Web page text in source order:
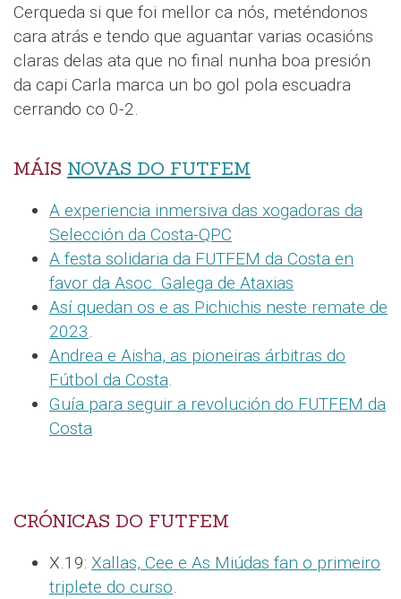
Cerqueda si que foi mellor ca nós, meténdonos
cara atrás e tendo que aguantar varias ocasións
claras delas ata que no final nunha boa presión
da capi Carla marca un bo gol pola escuadra
cerrando co 0-2.
MÁIS NOVAS DO FUTFEM
A experiencia inmersiva das xogadoras da
Selección da Costa-QPC
A festa solidaria da FUTFEM da Costa en
favor da Asoc. Galega de Ataxias
Así quedan os e as Pichichis neste remate de
2023.
Andrea e Aisha, as pioneiras árbitras do
Fútbol da Costa.
Guía para seguir a revolución do FUTFEM da
Costa
CRÓNICAS DO FUTFEM
X.19: Xallas, Cee e As Miúdas fan o primeiro
triplete do curso.